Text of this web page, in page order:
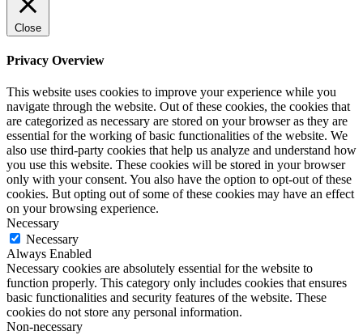
Close
Privacy Overview
This website uses cookies to improve your experience while you
navigate through the website. Out of these cookies, the cookies that
are categorized as necessary are stored on your browser as they are
essential for the working of basic functionalities of the website. We
also use third-party cookies that help us analyze and understand how
you use this website. These cookies will be stored in your browser
only with your consent. You also have the option to opt-out of these
cookies. But opting out of some of these cookies may have an effect
on your browsing experience.
Necessary
Necessary
Always Enabled
Necessary cookies are absolutely essential for the website to
function properly. This category only includes cookies that ensures
basic functionalities and security features of the website. These
cookies do not store any personal information.
Non-necessary